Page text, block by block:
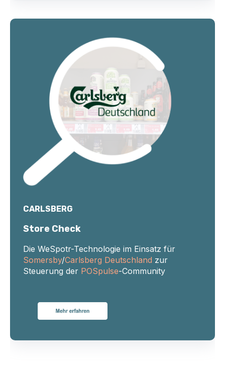
CARLSBERG
Store Check
Die WeSpotr-Technologie im Einsatz für
Somersby/Carlsberg Deutschland zur
Steuerung der POSpulse-Community